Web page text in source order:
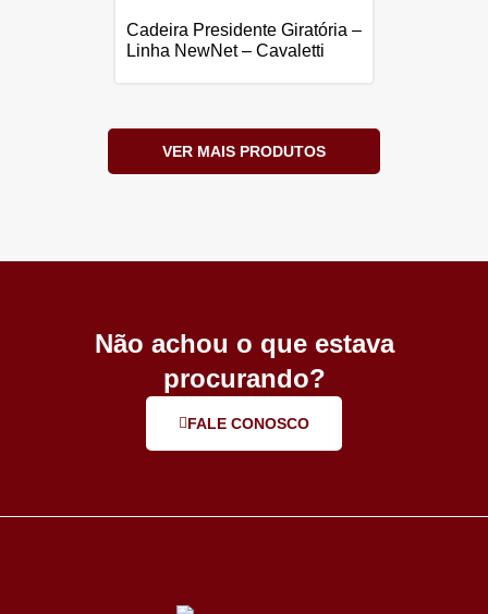
Cadeira Presidente Giratória –
Linha NewNet – Cavaletti
VER MAIS PRODUTOS
Não achou o que estava
procurando?
FALE CONOSCO